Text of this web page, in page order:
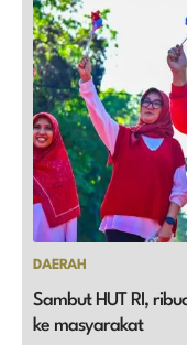
DAERAH
Sambut HUT RI,
ke masyarakat